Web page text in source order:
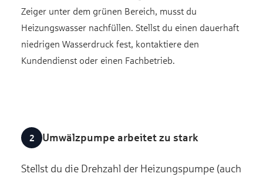
Zeiger unter dem grünen Bereich, musst du
Heizungswasser nachfüllen. Stellst du einen dauerhaft
niedrigen Wasserdruck fest, kontaktiere den
Kundendienst oder einen Fachbetrieb.
Umwälzpumpe arbeitet zu stark
Stellst du die Drehzahl der Heizungspumpe (auch